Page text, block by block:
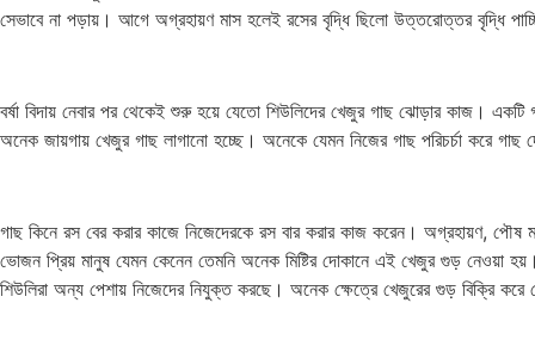
সেভাবে না পড়ায়। আগে অগ্রহায়ণ মাস হলেই রসের বৃদ্ধি ছিলো উত্তরোত্তর বৃদ্ধি
বর্ষা বিদায় নেবার পর থেকেই শুরু হয়ে যেতো শিউলিদের খেজুর গাছ ঝোড়ার কাজ।
অনেক জায়গায় খেজুর গাছ লাগানো হচ্ছে। অনেকে যেমন নিজের গাছ পরিচর্চা করে গাছ
গাছ কিনে রস বের করার কাজে নিজেদেরকে রস বার করার কাজ করেন। অগ্রহায়ণ,
ভোজন প্রিয় মানুষ যেমন কেনেন তেমনি অনেক মিষ্টির দোকানে এই খেজুর গুড় নেওয়া
শিউলিরা অন্য পেশায় নিজেদের নিযুক্ত করছে। অনেক ক্ষেত্রে খেজুরের গুড় বিক্রি করে